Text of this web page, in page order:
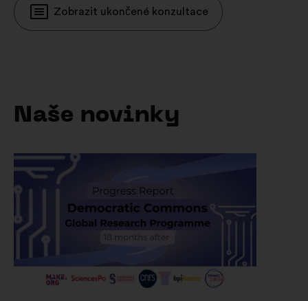
Zobrazit ukončené konzultace
Naše novinky